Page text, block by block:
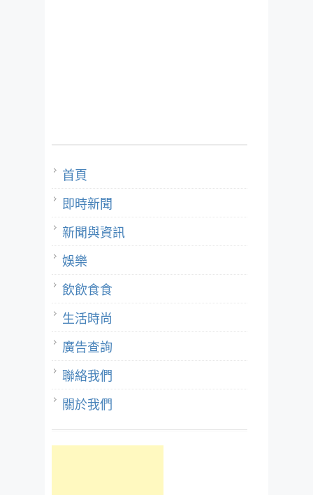
首頁
即時新聞
新聞與資訊
娛樂
飲飲食食
生活時尚
廣告查詢
聯絡我們
關於我們